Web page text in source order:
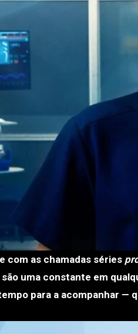
com as chamadas séries
uma constante em
para a acompanhar —